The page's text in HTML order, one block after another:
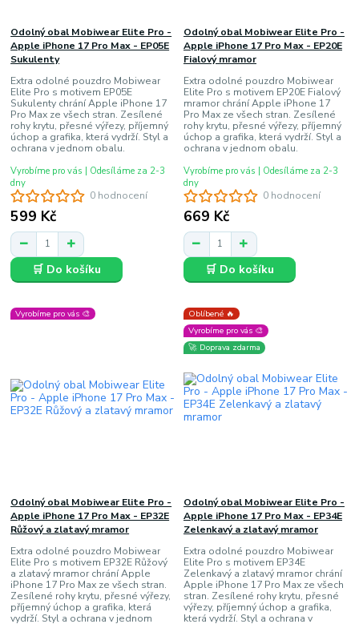
0 hodnocení
Odolný obal Mobiwear Elite Pro -
Apple iPhone 17 Pro Max - EP05E
Sukulenty
Extra odolné pouzdro Mobiwear
Elite Pro s motivem EP05E
Sukulenty chrání Apple iPhone 17
Pro Max ze všech stran. Zesílené
rohy krytu, přesné výřezy, příjemný
úchop a grafika, která vydrží. Styl a
ochrana v jednom obalu.
599 Kč
Vyrobíme pro vás | Odesíláme za 2-3
dny
🛒 Do košíku
0 hodnocení
Odolný obal Mobiwear Elite Pro -
Apple iPhone 17 Pro Max - EP20E
Fialový mramor
Extra odolné pouzdro Mobiwear
Elite Pro s motivem EP20E Fialový
mramor chrání Apple iPhone 17
Pro Max ze všech stran. Zesílené
rohy krytu, přesné výřezy, příjemný
úchop a grafika, která vydrží. Styl a
ochrana v jednom obalu.
669 Kč
Vyrobíme pro vás | Odesíláme za 2-3
dny
🛒 Do košíku
Vyrobíme pro vás 🎨
Odolný obal Mobiwear Elite Pro -
Apple iPhone 17 Pro Max - EP32E
Růžový a zlatavý mramor
Extra odolné pouzdro Mobiwear
Elite Pro s motivem EP32E Růžový
a zlatavý mramor chrání Apple
iPhone 17 Pro Max ze všech stran.
Zesílené rohy krytu, přesné výřezy,
příjemný úchop a grafika, která
vydrží. Styl a ochrana v jednom
Oblíbené 🔥
Vyrobíme pro vás 🎨
🚀 Doprava zdarma
Odolný obal Mobiwear Elite Pro -
Apple iPhone 17 Pro Max - EP34E
Zelenkavý a zlatavý mramor
Extra odolné pouzdro Mobiwear
Elite Pro s motivem EP34E
Zelenkavý a zlatavý mramor chrání
Apple iPhone 17 Pro Max ze všech
stran. Zesílené rohy krytu, přesné
výřezy, příjemný úchop a grafika,
která vydrží. Styl a ochrana v